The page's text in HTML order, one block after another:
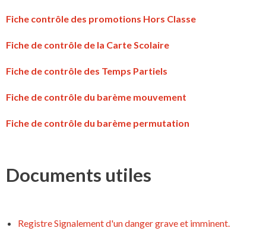
Fiche contrôle des promotions Hors Classe
Fiche de contrôle de la Carte Scolaire
Fiche de contrôle des Temps Partiels
Fiche de contrôle du barème mouvement
Fiche de contrôle du barème permutation
Documents utiles
Registre Signalement d'un danger grave et imminent.